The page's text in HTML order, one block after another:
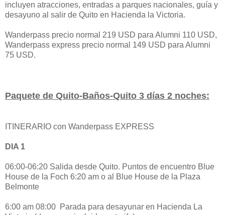
incluyen atracciones, entradas a parques nacionales, guía y
desayuno al salir de Quito en Hacienda la Victoria.
Wanderpass precio normal 219 USD para Alumni 110 USD,
Wanderpass express precio normal 149 USD para Alumni
75 USD.
Paquete de Quito-Baños-Quito 3 días 2 noches:
ITINERARIO con Wanderpass EXPRESS
DIA 1
06:00-06:20 Salida desde Quito. Puntos de encuentro Blue
House de la Foch 6:20 am o al Blue House de la Plaza
Belmonte
6:00 am 08:00 Parada para desayunar en Hacienda La